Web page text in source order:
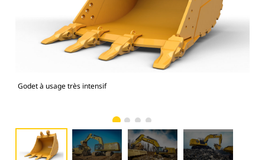
Godet à usage très intensif